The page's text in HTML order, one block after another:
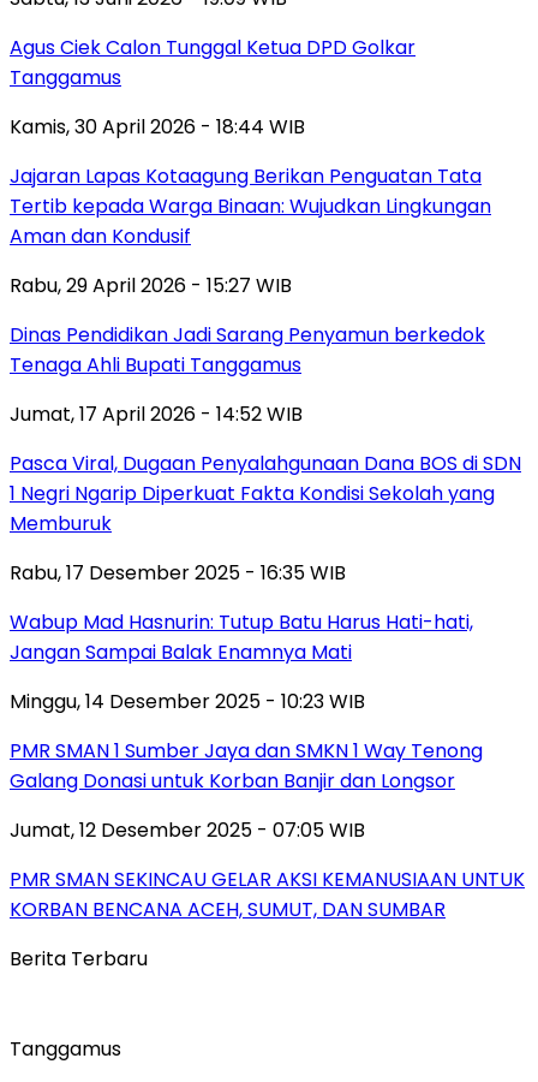
Agus Ciek Calon Tunggal Ketua DPD Golkar
Tanggamus
Kamis, 30 April 2026 - 18:44 WIB
Jajaran Lapas Kotaagung Berikan Penguatan Tata
Tertib kepada Warga Binaan: Wujudkan Lingkungan
Aman dan Kondusif
Rabu, 29 April 2026 - 15:27 WIB
Dinas Pendidikan Jadi Sarang Penyamun berkedok
Tenaga Ahli Bupati Tanggamus
Jumat, 17 April 2026 - 14:52 WIB
Pasca Viral, Dugaan Penyalahgunaan Dana BOS di SDN
1 Negri Ngarip Diperkuat Fakta Kondisi Sekolah yang
Memburuk
Rabu, 17 Desember 2025 - 16:35 WIB
Wabup Mad Hasnurin: Tutup Batu Harus Hati-hati,
Jangan Sampai Balak Enamnya Mati
Minggu, 14 Desember 2025 - 10:23 WIB
PMR SMAN 1 Sumber Jaya dan SMKN 1 Way Tenong
Galang Donasi untuk Korban Banjir dan Longsor
Jumat, 12 Desember 2025 - 07:05 WIB
PMR SMAN SEKINCAU GELAR AKSI KEMANUSIAAN UNTUK
KORBAN BENCANA ACEH, SUMUT, DAN SUMBAR
Berita Terbaru
Tanggamus